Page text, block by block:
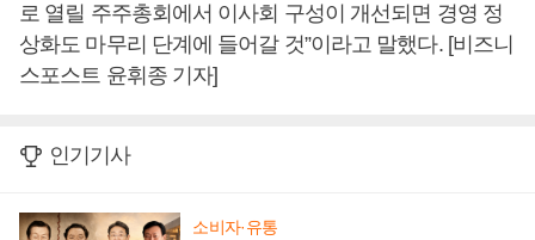
로 열릴 주주총회에서 이사회 구성이 개선되면 경영 정
상화도 마무리 단계에 들어갈 것”이라고 말했다. [비즈니
스포스트 윤휘종 기자]
인기기사
소비자·유통